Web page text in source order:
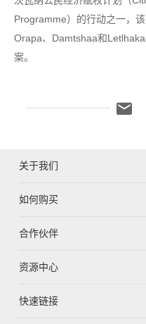
Programme）的行动之一，
Orapa、Damtshaa和
案。
关于我们
如何购买
合作伙伴
资源中心
快速链接